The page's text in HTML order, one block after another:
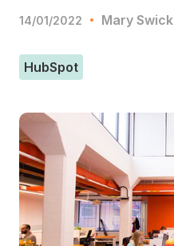
14/01/2022 Mary Swick
HubSpot